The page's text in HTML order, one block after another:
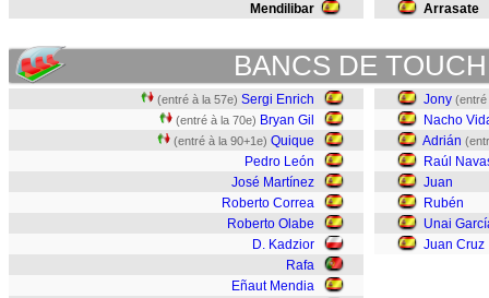
Mendilibar Arrasate
BANCS DE
(entré à la 57e) Sergi Enrich
(entré à la 70e) Bryan Gil
(entré à la 90+1e) Quique
Pedro León
José Martínez
Roberto Correa
Roberto Olabe
D. Kadzior
Rafa
Eñaut Mendia
Jony (entré
Nacho
Adrián
Raúl
Juan
Rubén
Unai
Juan Cruz